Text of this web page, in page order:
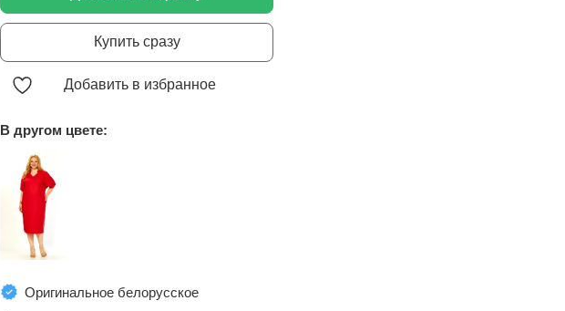
Купить сразу
Добавить в избранное
В другом цвете:
Оригинальное белорусское